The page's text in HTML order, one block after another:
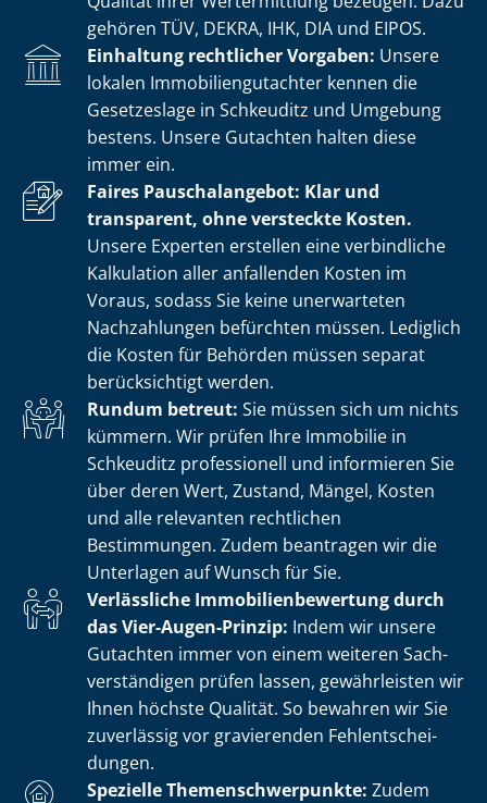
gehören TÜV, DEKRA, IHK, DIA und EIPOS.
Einhaltung rechtlicher Vorgaben: Unsere
lokalen Im­mo­bi­li­en­gut­ach­ter kennen die
Gesetzeslage in Schkeuditz und Umgebung
bestens. Unsere Gutachten halten diese
immer ein.
Faires Pauschalangebot: Klar und
transparent, ohne versteckte Kosten.
Unsere Experten erstellen eine verbindliche
Kalkulation aller anfallenden Kosten im
Voraus, sodass Sie keine unerwarteten
Nachzahlungen befürchten müssen. Lediglich
die Kosten für Behörden müssen separat
berücksichtigt werden.
Rundum betreut: Sie müssen sich um nichts
kümmern. Wir prüfen Ihre Immobilie in
Schkeuditz professionell und informieren Sie
über deren Wert, Zustand, Mängel, Kosten
und alle relevanten rechtlichen
Bestimmungen. Zudem beantragen wir die
Unterlagen auf Wunsch für Sie.
Verlässliche Im­mo­bi­li­en­be­wer­tung durch
das Vier-Augen-Prinzip: Indem wir unsere
Gutachten immer von einem weiteren Sach­
ver­stän­di­gen prüfen lassen, gewährleisten wir
Ihnen höchste Qualität. So bewahren wir Sie
zuverlässig vor gravierenden Fehl­ent­schei­
dun­gen.
Spezielle The­men­schwer­punk­te: Zudem